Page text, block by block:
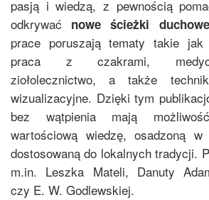
pasją i wiedzą, z pewnością
odkrywać nowe ścieżki
prace poruszają tematy takie jak
praca z czakrami,
ziołolecznictwo, a także
wizualizacyjne. Dzięki tym
bez wątpienia mają
wartościową wiedzę, osadzoną
dostosowaną do lokalnych tradycji.
m.in. Leszka Mateli, Danuty
czy E. W. Godlewskiej.